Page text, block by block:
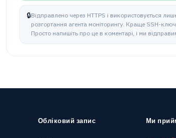
🔒Відправлено через HTTPS і використовується
розгортання агента моніторингу. Краще SSH-
Просто напишіть про це в коментарі, і ми
Обліковий запис Ми